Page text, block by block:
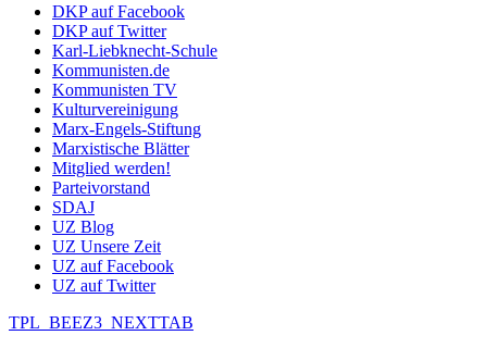
DKP auf Facebook
DKP auf Twitter
Karl-Liebknecht-Schule
Kommunisten.de
Kommunisten TV
Kulturvereinigung
Marx-Engels-Stiftung
Marxistische Blätter
Mitglied werden!
Parteivorstand
SDAJ
UZ Blog
UZ Unsere Zeit
UZ auf Facebook
UZ auf Twitter
TPL_BEEZ3_NEXTTAB